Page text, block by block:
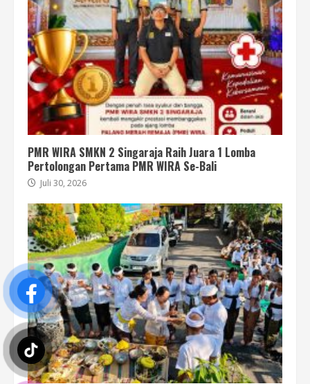
PMR WIRA SMKN 2 Singaraja Raih Juara 1 Lomba
Pertolongan Pertama PMR WIRA Se-Bali
Juli 30, 2026